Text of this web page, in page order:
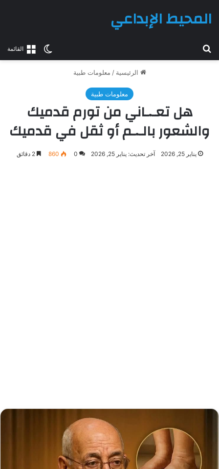
القائمةالوضع
المحيط الإبداعي
الرئيسية / معلومات طبية
معلومات طبية
هل تعـ.ـاني من تورم قدميك
والشعور بالـ.ـم أو ثقل في قدميك
يناير 25, 2026 آخر تحديث: يناير 25, 2026 0
860 2 دقائق